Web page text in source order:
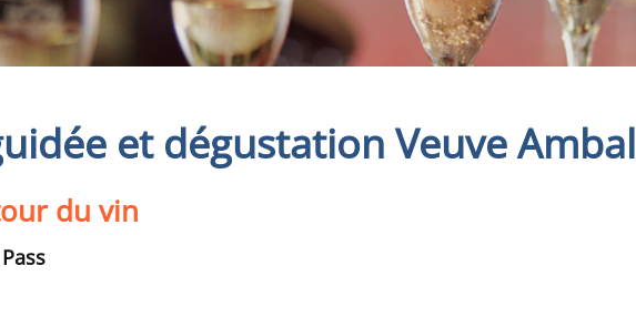
et dégustation Veuve Ambal
du vin